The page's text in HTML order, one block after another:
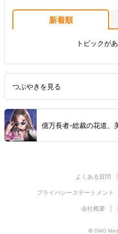
新着順
トピックが
つぶやきを見る
億万長者-総裁の花道、
よくある質問
プライバシーステートメント
会社概要
© GMO